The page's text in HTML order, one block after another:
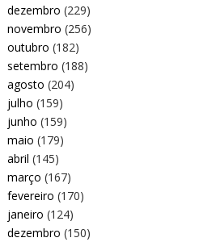
dezembro (229)
novembro (256)
outubro (182)
setembro (188)
agosto (204)
julho (159)
junho (159)
maio (179)
abril (145)
março (167)
fevereiro (170)
janeiro (124)
dezembro (150)